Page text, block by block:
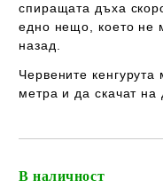
спиращата дъха
едно нещо, което не
назад.
Червените кенгурута
метра и да скачат
В наличност